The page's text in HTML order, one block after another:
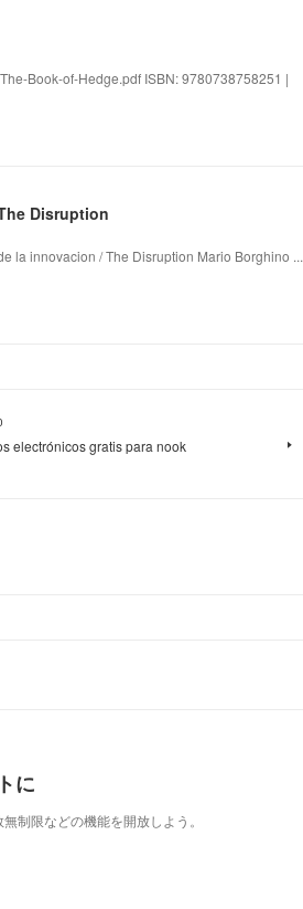
Book-of-Hedge.pdf ISBN: 9780738758251 |
Disruption
la innovacion / The Disruption Mario Borghino ...
electrónicos gratis para nook
に
制限などの機能を開放しよう。